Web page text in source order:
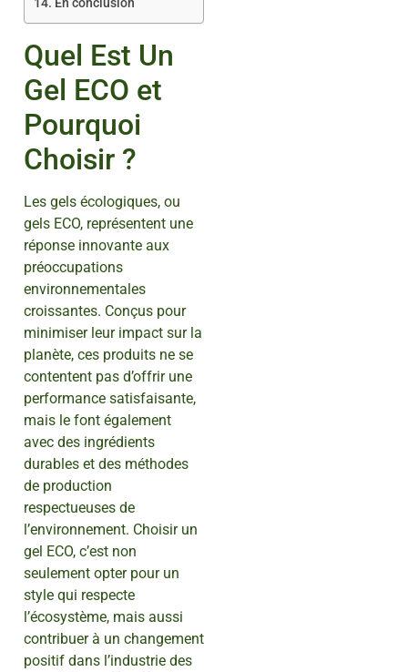
Quel Est Un
Gel ECO et
Pourquoi
Choisir ?
Les gels écologiques, ou
gels ECO, représentent une
réponse innovante aux
préoccupations
environnementales
croissantes. Conçus pour
minimiser leur impact sur la
planète, ces produits ne se
contentent pas d’offrir une
performance satisfaisante,
mais le font également
avec des ingrédients
durables et des méthodes
de production
respectueuses de
l’environnement. Choisir un
gel ECO, c’est non
seulement opter pour un
style qui respecte
l’écosystème, mais aussi
contribuer à un changement
positif dans l’industrie des